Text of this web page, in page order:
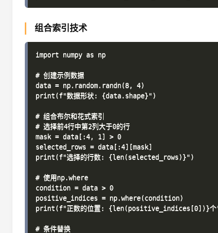
组合索引技术
import numpy as np
# 创建示例数据
data = np.random.randn(8, 4)
print(f"数据形状: {data.shape}")
# 组合布尔和花式索引
# 选择前4行中第2列大于0的行
mask = data[:4, 1] > 0
selected_rows = data[:4][mask]
print(f"选择的行数: {len(selected_rows)}")
# 使用np.where
condition = data > 0
positive_indices = np.where(condition)
print(f"正数的位置: {len(positive_indices[0])}
# 条件替换